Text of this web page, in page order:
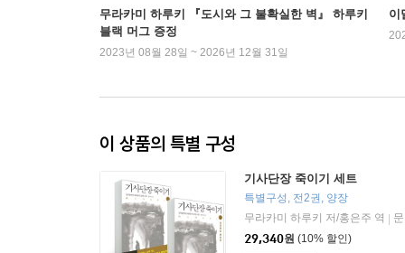
무라카미 하루키 『도시와 그 불확실한 벽』 하루키
블랙 머그 증정
2023년 08월 28일 ~ 2026년 12월 31일
이
이 상품의 특별 구성
기사단장 죽이기 세트
특별구성, 전2권, 양장
무라카미 하루키 저/홍은주 역
29,340원 (10% 할인)